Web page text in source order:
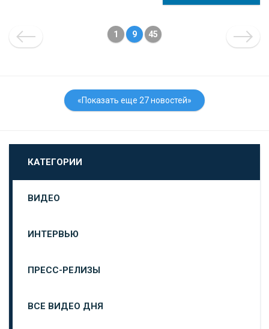
1 9 45
«Показать еще 27 новостей»
КАТЕГОРИИ
ВИДЕО
ИНТЕРВЬЮ
ПРЕСС-РЕЛИЗЫ
ВСЕ ВИДЕО ДНЯ